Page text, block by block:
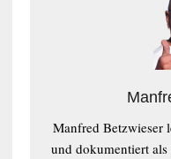
Manfred Betzwieser
und dokumentiert